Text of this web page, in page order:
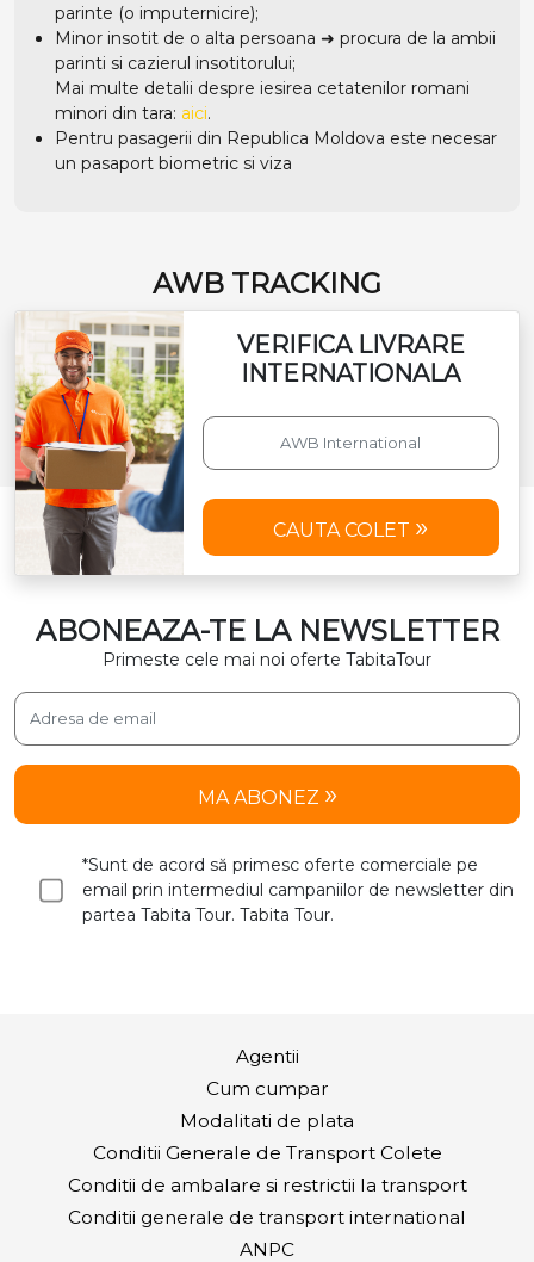
parinte (o imputernicire);
Minor insotit de o alta persoana ➜ procura de la ambii
parinti si cazierul insotitorului;
Mai multe detalii despre iesirea cetatenilor romani
minori din tara: aici.
Pentru pasagerii din Republica Moldova este necesar
un pasaport biometric si viza
AWB TRACKING
VERIFICA LIVRARE
INTERNATIONALA
CAUTA COLET
ABONEAZA-TE LA NEWSLETTER
Primeste cele mai noi oferte TabitaTour
MA ABONEZ
*Sunt de acord să primesc oferte comerciale pe
email prin intermediul campaniilor de newsletter din
partea Tabita Tour. Tabita Tour.
Agentii
Cum cumpar
Modalitati de plata
Conditii Generale de Transport Colete
Conditii de ambalare si restrictii la transport
Conditii generale de transport international
ANPC